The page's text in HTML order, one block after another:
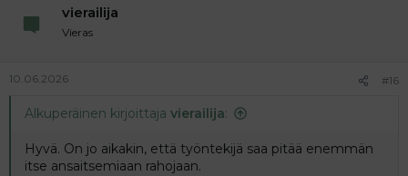
vierailija
Vieras
10.06.2026 #16
Alkuperäinen kirjoittaja vierailija:
Hyvä. On jo aikakin, että työntekijä saa pitää enemmän
itse ansaitsemiaan rahojaan.